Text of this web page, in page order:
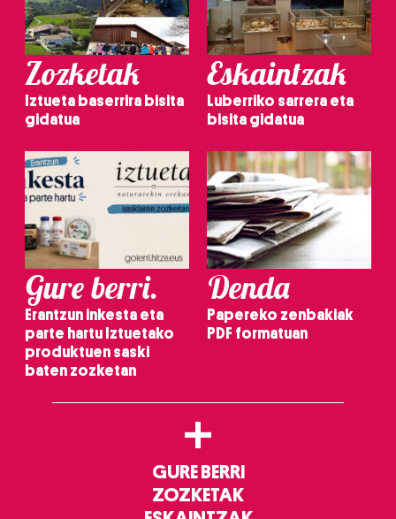
Zozketak
Iztueta baserrira bisita
gidatua
Eskaintzak
Luberriko sarrera eta
bisita gidatua
Gure berri.
Erantzun inkesta eta
parte hartu Iztuetako
produktuen saski
baten zozketan
Denda
Papereko zenbakiak
PDF formatuan
+
GURE BERRI
ZOZKETAK